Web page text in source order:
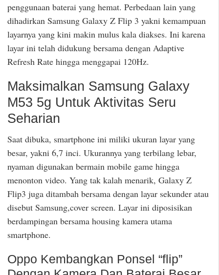
penggunaan baterai yang hemat. Perbedaan lain yang
dihadirkan Samsung Galaxy Z Flip 3 yakni kemampuan
layarnya yang kini makin mulus kala diakses. Ini karena
layar ini telah didukung bersama dengan Adaptive
Refresh Rate hingga menggapai 120Hz.
Maksimalkan Samsung Galaxy
M53 5g Untuk Aktivitas Seru
Seharian
Saat dibuka, smartphone ini miliki ukuran layar yang
besar, yakni 6,7 inci. Ukurannya yang terbilang lebar,
nyaman digunakan bermain mobile game hingga
menonton video. Yang tak kalah menarik, Galaxy Z
Flip3 juga ditambah bersama dengan layar sekunder atau
disebut Samsung,cover screen. Layar ini diposisikan
berdampingan bersama housing kamera utama
smartphone.
Oppo Kembangkan Ponsel “flip”